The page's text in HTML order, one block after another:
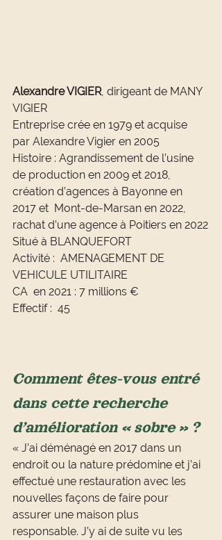
Alexandre VIGIER, dirigeant de MANY
VIGIER
Entreprise crée en 1979 et acquise
par Alexandre Vigier en 2005
Histoire : Agrandissement de l’usine
de production en 2009 et 2018,
création d’agences à Bayonne en
2017 et  Mont-de-Marsan en 2022,
rachat d’une agence à Poitiers en 2022
Situé à BLANQUEFORT
Activité :  AMENAGEMENT DE
VEHICULE UTILITAIRE
CA  en 2021 : 7 millions €
Effectif :  45
Comment êtes-vous entré
dans cette recherche
d’amélioration « sobre » ?
« J’ai déménagé en 2017 dans un
endroit ou la nature prédomine et j’ai
effectué une restauration avec les
nouvelles façons de faire pour
assurer une maison plus
responsable. J’y ai de suite vu les